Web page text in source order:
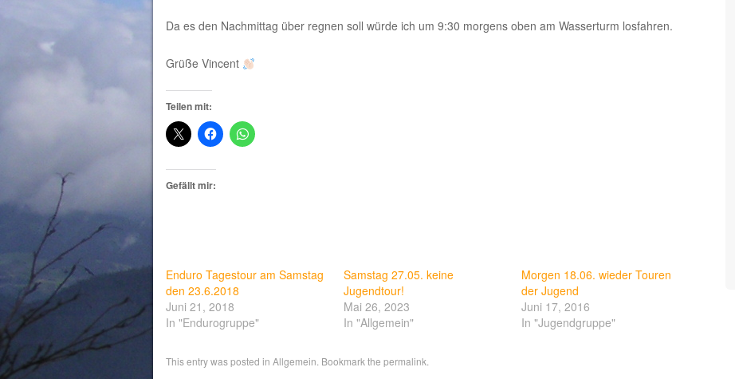
Da es den Nachmittag über regnen soll würde ich um 9:30 morgens oben am Wasserturm losfahren.
Grüße Vincent
Teilen mit:
Gefällt mir:
Enduro Tagestour am Samstag
den 23.6.2018
Juni 21, 2018
In "Endurogruppe"
Samstag 27.05. keine
Jugendtour!
Mai 26, 2023
In "Allgemein"
Morgen 18.06. wieder Touren
der Jugend
Juni 17, 2016
In "Jugendgruppe"
This entry was posted in Allgemein . Bookmark the permalink